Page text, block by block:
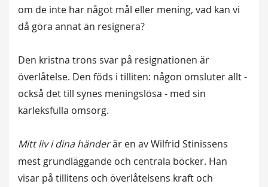
om de inte har något mål eller mening, vad kan vi
då göra annat än resignera?
Den kristna trons svar på resignationen är
överlåtelse. Den föds i tilliten: någon omsluter allt -
också det till synes meningslösa - med sin
kärleksfulla omsorg.
Mitt liv i dina händerär en av Wilfrid Stinissens
mest grundläggande och centrala böcker. Han
visar på tillitens och överlåtelsens kraft och